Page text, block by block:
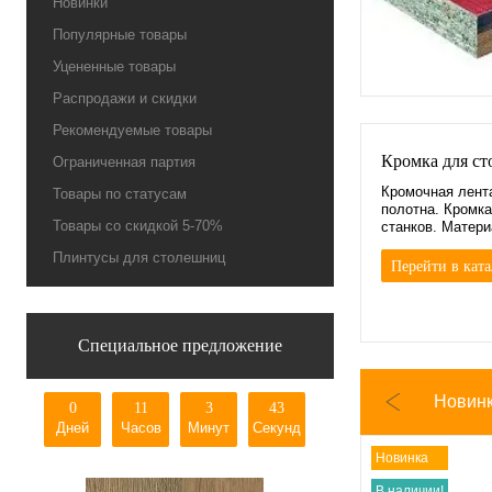
Популярные товары
Уцененные товары
Распродажи и скидки
Рекомендуемые товары
Ограниченная партия
Товары по статусам
Товары со скидкой 5-70%
Плинтусы для столешниц
Специальное предложение
0
Дней
11
Часов
3
Минут
42
Секунд
0
11
Кромка для
Кромочная
полотна.
станков.
Перейти в
Новинка